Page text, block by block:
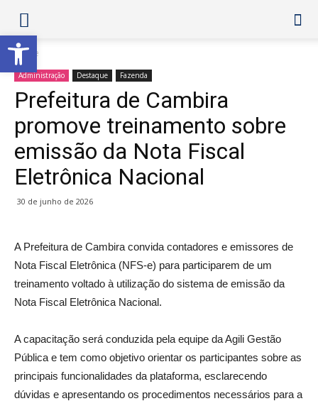
Home
Administração Destaque Fazenda
Prefeitura de Cambira
promove treinamento sobre
emissão da Nota Fiscal
Eletrônica Nacional
30 de junho de 2026
A Prefeitura de Cambira convida contadores e emissores de
Nota Fiscal Eletrônica (NFS-e) para participarem de um
treinamento voltado à utilização do sistema de emissão da
Nota Fiscal Eletrônica Nacional.
A capacitação será conduzida pela equipe da Agili Gestão
Pública e tem como objetivo orientar os participantes sobre as
principais funcionalidades da plataforma, esclarecendo
dúvidas e apresentando os procedimentos necessários para a
Abrir a barra de ferramentas